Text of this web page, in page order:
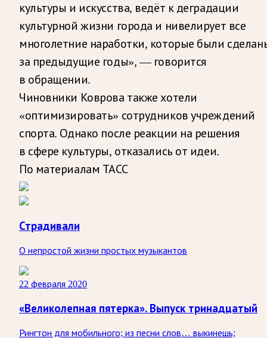
культуры и искусства, ведёт к деградации
культурной жизни города и нивелирует все
многолетние наработки, которые были
за предыдущие годы», — говорится
в обращении.
Чиновники Коврова также хотели
«оптимизировать» сотрудников учреждений
спорта. Однако после реакции на решения
в сфере культуры, отказались от идеи.
По материалам ТАСС
Страдивали
О непростой жизни простых музыкантов
22 февраля 2020
«Великолепная пятерка». Выпуск тринадцатый
Рингтон для мобильного; из песни слов… выкинешь;